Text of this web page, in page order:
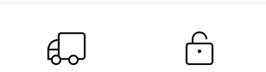
Vous devez être connecté pour enregistrer des
produits dans votre liste d'envies.